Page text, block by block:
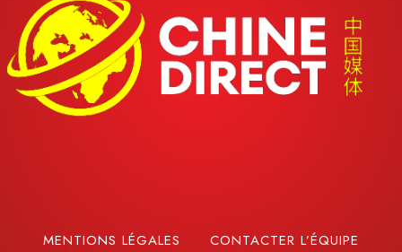
MENTIONS LÉGALES CONTACTER L’ÉQUIPE